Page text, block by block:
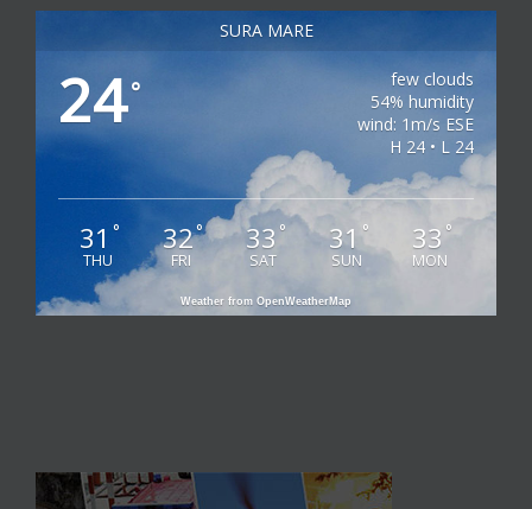
SURA MARE
24°
few clouds
54% humidity
wind: 1m/s ESE
H 24 • L 24
31 °
THU
32°
FRI
33°
SAT
31 °
SUN
33 °
MON
Weather from OpenWeatherMap